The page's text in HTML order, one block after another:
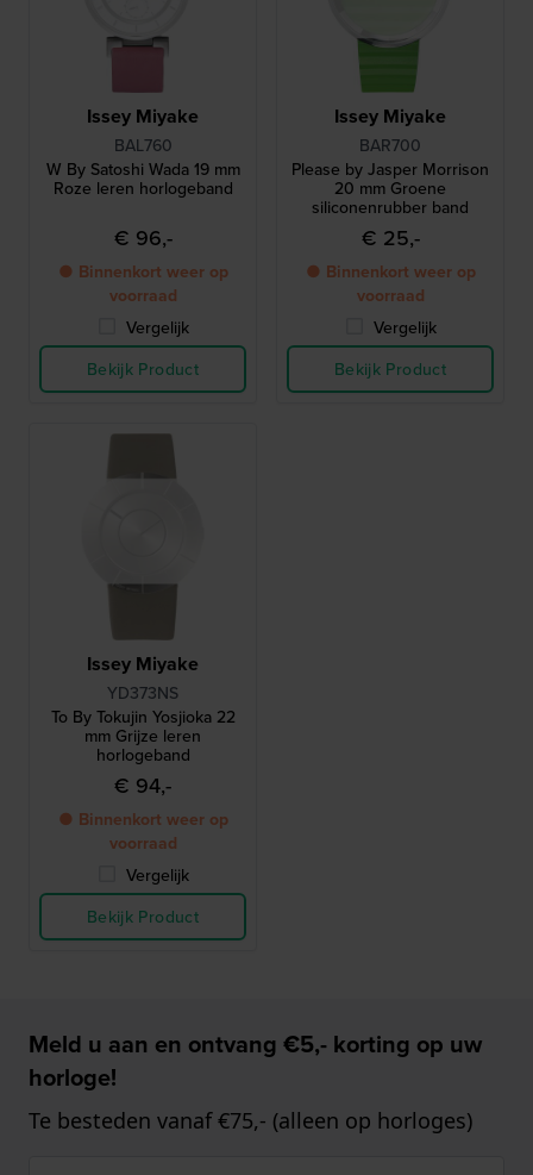
Issey Miyake
BAL760
W By Satoshi Wada 19 mm
Roze leren horlogeband
€ 96,-
● Binnenkort weer op
voorraad
Vergelijk
Bekijk Product
Issey Miyake
BAR700
Please by Jasper Morrison
20 mm Groene
siliconenrubber band
€ 25,-
● Binnenkort weer op
voorraad
Vergelijk
Bekijk Product
Issey Miyake
YD373NS
To By Tokujin Yosjioka 22
mm Grijze leren
horlogeband
€ 94,-
● Binnenkort weer op
voorraad
Vergelijk
Bekijk Product
Meld u aan en ontvang €5,- korting op uw
horloge!
Te besteden vanaf €75,- (alleen op horloges)